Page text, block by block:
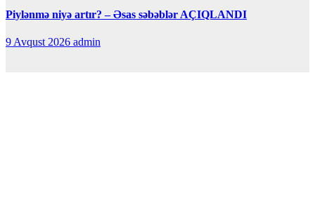
Piylənmə niyə artır? – Əsas səbəblər AÇIQLANDI
9 Avqust 2026 admin